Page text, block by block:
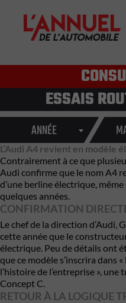
ESSAIS
ANNÉE
L’Audi A4 revient en modèle
Contrairement à ce que
Audi confirme que le nom A4
d’une berline électrique,
quelques années.
CONFIRMATION
Le chef de la direction d’Audi,
cette année que le
électrique. Peu de détails ont
que ce modèle s’inscrira dans
l’histoire de l’entreprise »,
Concept C.
RETOUR À LA LOGIQUE